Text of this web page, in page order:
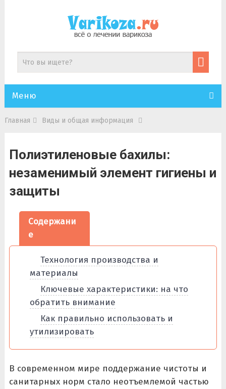
Меню
Главная Виды и общая информация
Полиэтиленовые бахилы:
незаменимый элемент гигиены и
защиты
Содержани
е
Технология производства и
материалы
Ключевые характеристики: на что
обратить внимание
Как правильно использовать и
утилизировать
В современном мире поддержание чистоты и
санитарных норм стало неотъемлемой частью